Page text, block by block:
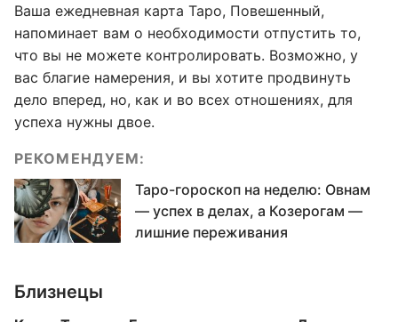
Ваша ежедневная карта Таро, Повешенный,
напоминает вам о необходимости отпустить то,
что вы не можете контролировать. Возможно, у
вас благие намерения, и вы хотите продвинуть
дело вперед, но, как и во всех отношениях, для
успеха нужны двое.
РЕКОМЕНДУЕМ:
Таро-гороскоп на неделю: Овнам
— успех в делах, а Козерогам —
лишние переживания
Близнецы